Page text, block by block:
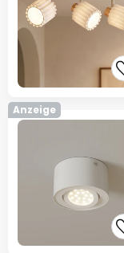
Anzeige